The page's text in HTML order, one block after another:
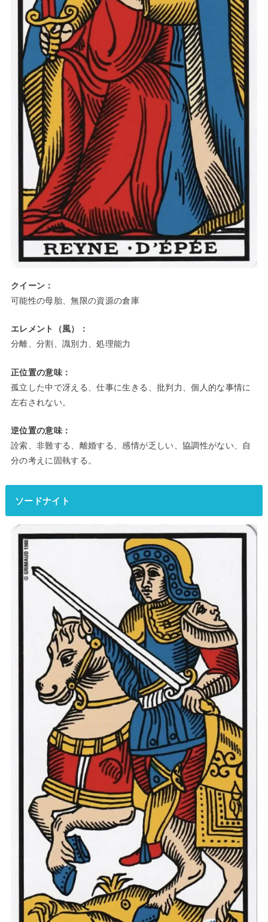
クイーン：
可能性の母胎、無限の資源の倉庫
エレメント（風）：
分離、分割、識別力、処理能力
正位置の意味：
孤立した中で冴える、仕事に生きる、批判力、個人的な事情に
左右されない。
逆位置の意味：
詮索、非難する、離婚する、感情が乏しい、協調性がない、自
分の考えに固執する。
ソードナイト